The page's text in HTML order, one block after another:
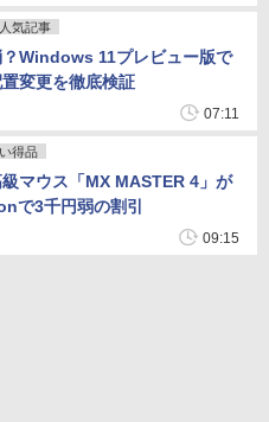
気記事
Windows 11プレビュー版で
変更を徹底検証
07:11
得品
マウス「MX MASTER 4」が
で3千円弱の割引
09:15